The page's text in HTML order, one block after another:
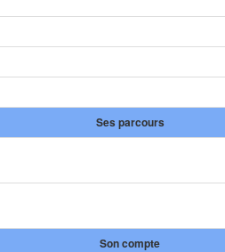
Ses parcours
Son compte